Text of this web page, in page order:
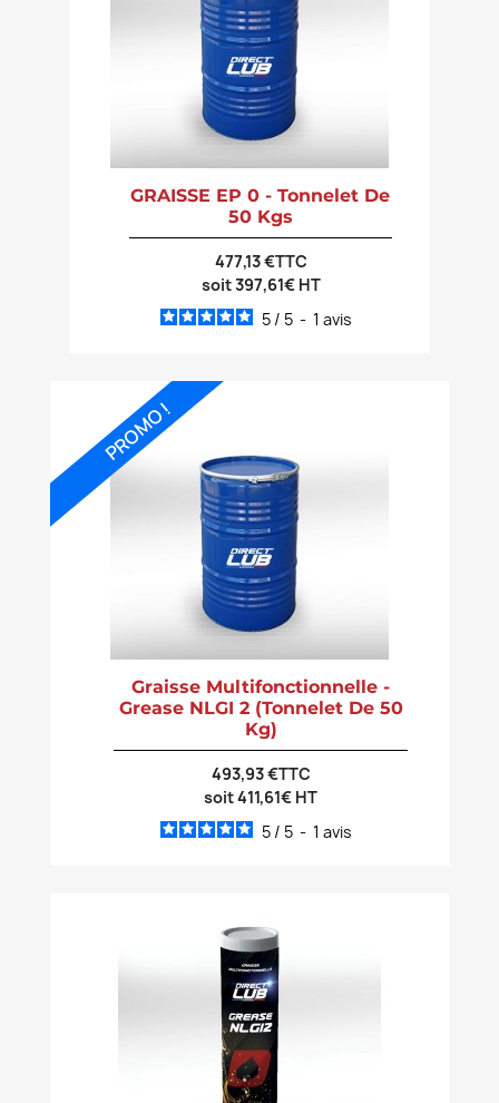
GRAISSE EP 0 - Tonnelet De
50 Kgs
477,13 €TTC
soit 397,61€ HT
5 / 5 - 1 avis
Graisse Multifonctionnelle -
Grease NLGI 2 (tonnelet De 50
Kg)
493,93 €TTC
soit 411,61€ HT
5 / 5 - 1 avis
PROMO !